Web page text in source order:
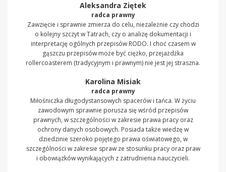
Aleksandra Ziętek
radca prawny
Zawzięcie i sprawnie zmierza do celu, niezależnie czy chodzi
o kolejny szczyt w Tatrach, czy o analizę dokumentacji i
interpretację ogólnych przepisów RODO. I choć czasem w
gąszczu przepisów może być ciężko, przejażdżka
rollercoasterem (tradycyjnym i prawnym) nie jest jej straszna.
Karolina Misiak
radca prawny
Miłośniczka długodystansowych spacerów i tańca. W życiu
zawodowym sprawnie porusza się wśród przepisów
prawnych, w szczególności w zakresie prawa pracy oraz
ochrony danych osobowych. Posiada także wiedzę w
dziedzinie szeroko pojętego prawa oświatowego, w
szczególności w zakresie spraw ze stosunku pracy oraz praw
i obowiązków wynikających z zatrudnienia nauczycieli.